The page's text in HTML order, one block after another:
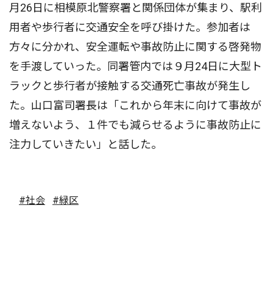
月26日に相模原北警察署と関係団体が集まり、駅利
用者や歩行者に交通安全を呼び掛けた。参加者は
方々に分かれ、安全運転や事故防止に関する啓発物
を手渡していった。同署管内では９月24日に大型ト
ラックと歩行者が接触する交通死亡事故が発生し
た。山口富司署長は「これから年末に向けて事故が
増えないよう、１件でも減らせるように事故防止に
注力していきたい」と話した。
#社会 #緑区